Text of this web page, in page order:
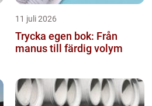
11 juli 2026
Trycka egen bok: Från
manus till färdig volym